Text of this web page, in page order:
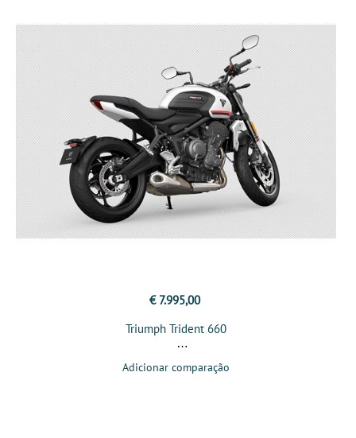
€ 7.995,00
Triumph Trident 660
Adicionar comparação